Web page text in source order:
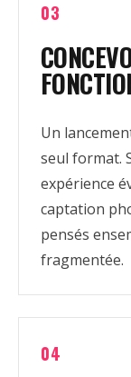
03
Un
seul format.
expérience
captation
pensés
fragmentée.
04